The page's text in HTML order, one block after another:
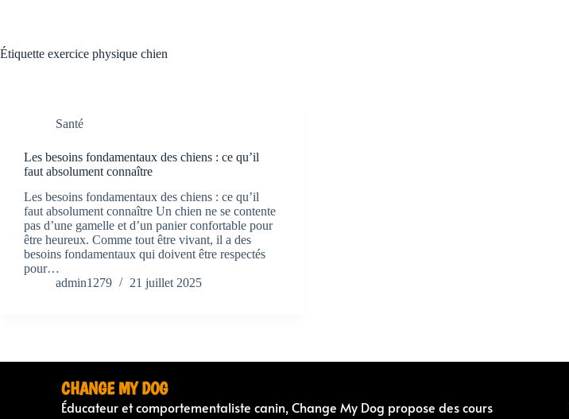
Étiquette exercice physique chien
Santé
Les besoins fondamentaux des chiens : ce qu’il
faut absolument connaître
Les besoins fondamentaux des chiens : ce qu’il
faut absolument connaître Un chien ne se contente
pas d’une gamelle et d’un panier confortable pour
être heureux. Comme tout être vivant, il a des
besoins fondamentaux qui doivent être respectés
pour…
admin1279
21 juillet 2025
CHANGE MY DOG
Éducateur et comportementaliste canin, Change My Dog propose des cours